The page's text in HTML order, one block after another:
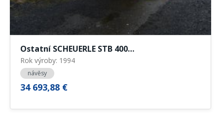
Ostatní SCHEUERLE STB 400…
Rok výroby: 1994
návěsy
34 693,88 €